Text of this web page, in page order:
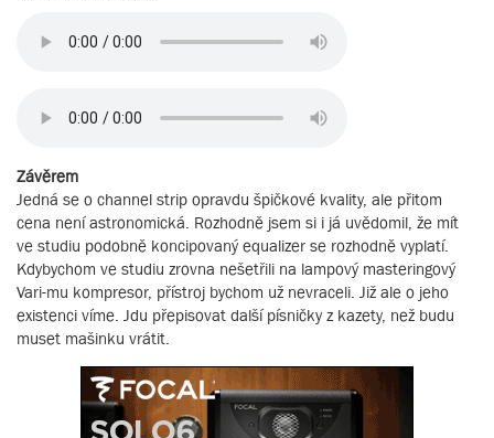
Závěrem
Jedná se o channel strip opravdu špičkové kvality, ale přitom
cena není astronomická. Rozhodně jsem si i já uvědomil, že mít
ve studiu podobně koncipovaný equalizer se rozhodně vyplatí.
Kdybychom ve studiu zrovna nešetřili na lampový masteringový
Vari-mu kompresor, přístroj bychom už nevraceli. Již ale o jeho
existenci víme. Jdu přepisovat další písničky z kazety, než budu
muset mašinku vrátit.